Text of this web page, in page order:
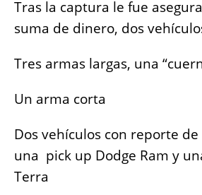
Tras la captura le fue
suma de dinero, dos
Tres armas largas, una
Un arma corta
Dos vehículos con reporte
una pick up Dodge Ram y
Terra